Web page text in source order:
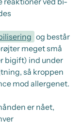
og består
meget små
bigift) ind under
så kroppen
mod allergenet.
er nået,